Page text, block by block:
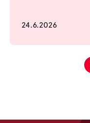
Julkaistu
24.6.2026